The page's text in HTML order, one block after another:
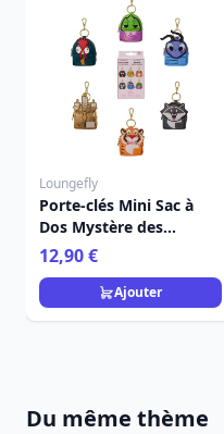
Loungefly
Porte-clés Mini Sac à
Dos Mystère des
Acolytes des Princesses
- Disney Loungefly
12,90 €
Ajouter
Du même thème